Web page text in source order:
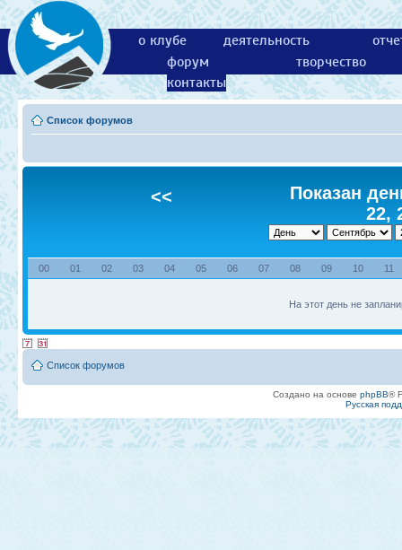
о клубе деятельность
форум
творчество
контакты
Список форумов
<<
Показан
22,
00 01 02 03 04 05 06 07 08 09 10 11
На этот день не
Список форумов
Создано на основе phpBB®
Русская